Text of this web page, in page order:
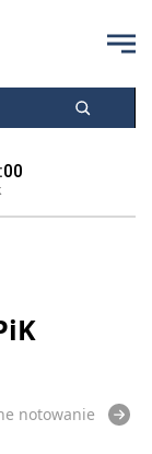
notowanie